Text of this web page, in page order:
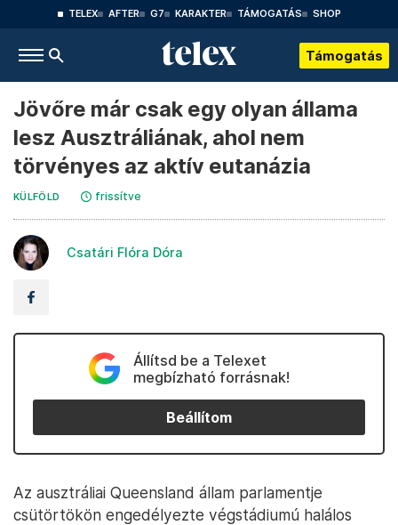
TELEX AFTER G7 KARAKTER TÁMOGATÁS SHOP
Támogatás
Jövőre már csak egy olyan állama
lesz Ausztráliának, ahol nem
törvényes az aktív eutanázia
KÜLFÖLD frissítve
Csatári Flóra Dóra
Állítsd be a Telexet
megbízható forrásnak!
Beállítom
Az ausztráliai Queensland állam parlamentje
csütörtökön engedélyezte végstádiumú halálos